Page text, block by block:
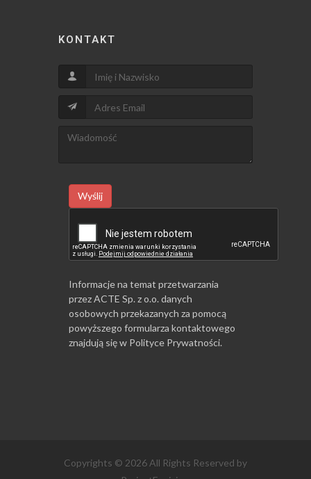
KONTAKT
Wyślij
Informacje na temat przetwarzania
przez ACTE Sp. z o.o. danych
osobowych przekazanych za pomocą
powyższego formularza kontaktowego
znajdują się w Polityce Prywatności.
Copyrights © 2026 All Rights Reserved by